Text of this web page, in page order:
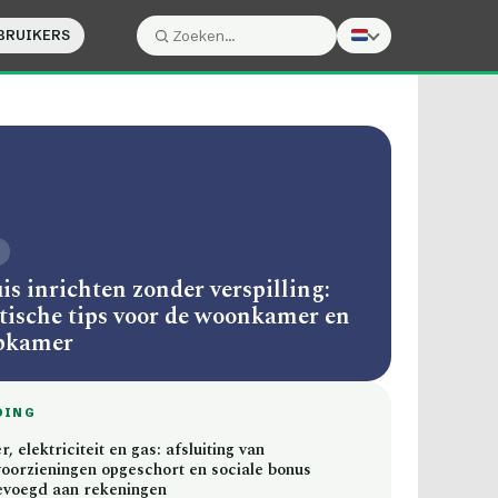
Zoeken:
Zoeken
inrichten zonder verspilling:
tips voor de woonkamer en
elektriciteit en gas: afsluiting van
opgeschort en sociale bonus
aan rekeningen